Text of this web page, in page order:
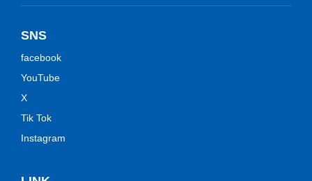
SNS
facebook
YouTube
X
Tik Tok
Instagram